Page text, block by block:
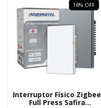
16% OFF
Interruptor Físico Zigbee
Full Press Safira